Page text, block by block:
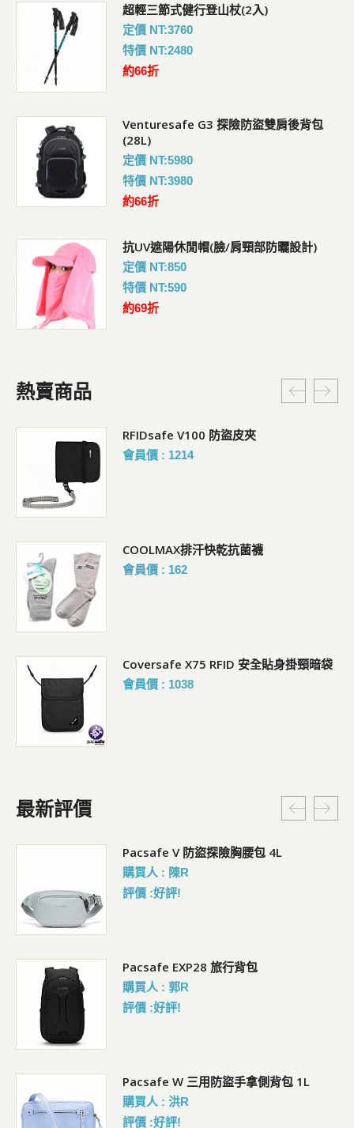
超輕三節式健行登山杖(2入)
定價 NT:3760
特價 NT:2480
約66折
Venturesafe G3 探險防盜雙肩後背包
(28L)
定價 NT:5980
特價 NT:3980
約66折
抗UV遮陽休閒帽(臉/肩頸部防曬設計)
定價 NT:850
特價 NT:590
約69折
熱賣商品
RFIDsafe V100 防盜皮夾
會員價 : 1214
COOLMAX排汗快乾抗菌襪
會員價 : 162
Coversafe X75 RFID 安全貼身掛頸暗袋
會員價 : 1038
最新評價
Pacsafe V 防盜探險胸腰包 4L
購買人 : 陳R
評價 :好評!
Pacsafe EXP28 旅行背包
購買人 : 郭R
評價 :好評!
Pacsafe W 三用防盜手拿側背包 1L
購買人 : 洪R
評價 :好評!